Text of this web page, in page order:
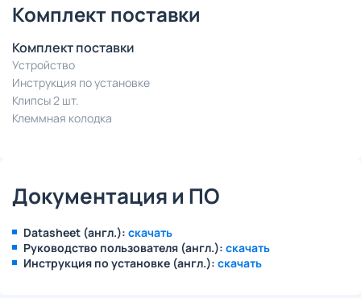
Комплект поставки
Комплект поставки
Устройство
Инструкция по установке
Клипсы 2 шт.
Клеммная колодка
Документация и ПО
Datasheet (англ.): скачать
Руководство пользователя (англ.): скачать
Инструкция по установке (англ.): скачать